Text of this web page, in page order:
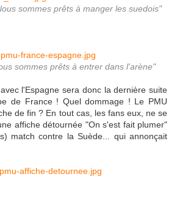
sommes prêts à manger les suedois"
sommes prêts à entrer dans l'arène"
l'Espagne sera donc la dernière suite
de France ! Quel dommage ! Le PMU
de fin ? En tout cas, les fans eux, ne se
affiche détournée "On s'est fait plumer"
match contre la Suède... qui annonçait